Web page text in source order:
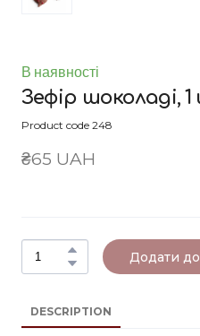
В наявності
Зефір шоколаді,
Product code 248
₴65 UAH
Додати
DESCRIPTION